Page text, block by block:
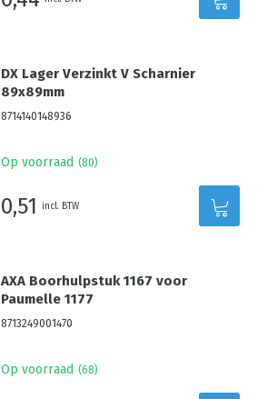
DX Lager Verzinkt V Scharnier
89x89mm
8714140148936
Op voorraad (80)
0,51 incl. BTW
AXA Boorhulpstuk 1167 voor
Paumelle 1177
8713249001470
Op voorraad (68)